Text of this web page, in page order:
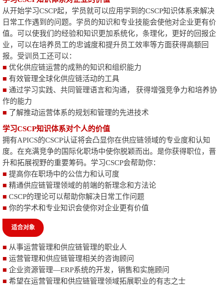
从开始学习CSCP起，学员就可以应用学到的CSCP知识体系来解决
日常工作遇到的问题。学员的知识和专业技能会使他对企业更有价
值。可以使我们的经验和知识更加系统化，条理化，更好的回报企
业，可以在培养员工的忠诚度和提升员工效率等方面获得高额回
报。受训员工还可以：
■ 优化供应链运营的成熟的知识和组织能力
■ 有效管理全球化供应链活动的工具
■ 通过学习实践、共同管理语言和沟通， 获得增强竞争力和培养协
作的能力
■ 了解推动运营体系的规划和管理的先进技术
学习CSCP知识体系对个人的价值
拥有APICS的CSCP认证将会凸显你在供应链领域的专业度和认知
度。在充满竞争的国际化职场中使你脱颖而出。是你获得职位，晋
升和拓展视野的重要筹码。学习CSCP会帮助你：
■ 提高你在职场中的公信力和认可度
■ 精通供应链管理领域的前端的新理念和方法论
■ CSCP的理论可以帮助你解决日常工作问题
■ 你的学术和专业知识会使你对企业更有价值
适合对象
■ 从事运营管理和供应链管理的职业人
■ 运营管理和供应链管理相关的咨询顾问
■ 企业资源管理—ERP系统的开发，销售和实施顾问
■ 希望在运营管理和供应链管理领域拓展职业的有志之士